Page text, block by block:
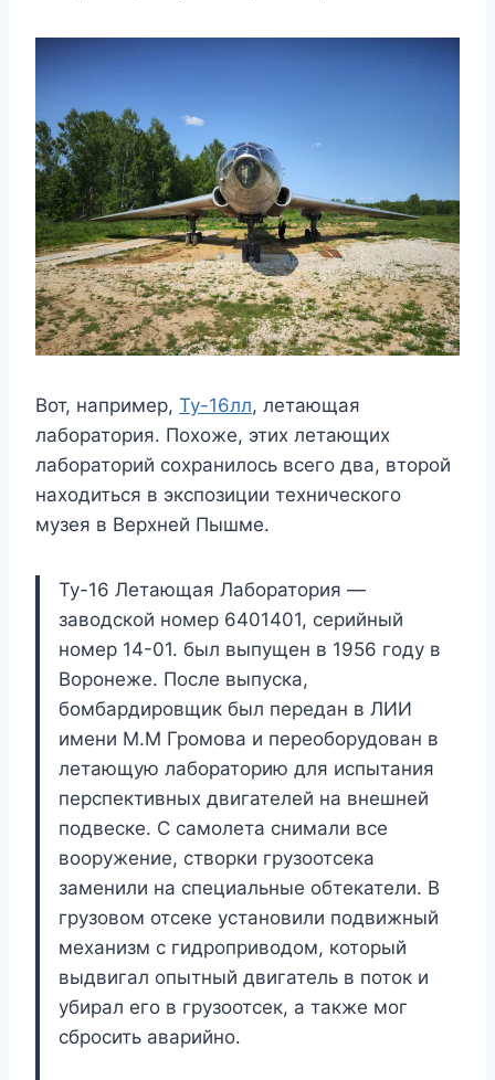
Вот, например, Ту-16лл, летающая
лаборатория. Похоже, этих летающих
лабораторий сохранилось всего два, второй
находиться в экспозиции технического
музея в Верхней Пышме.
Ту-16 Летающая Лаборатория —
заводской номер 6401401, серийный
номер 14-01. был выпущен в 1956 году в
Воронеже. После выпуска,
бомбардировщик был передан в ЛИИ
имени М.М Громова и переоборудован в
летающую лабораторию для испытания
перспективных двигателей на внешней
подвеске. С самолета снимали все
вооружение, створки грузоотсека
заменили на специальные обтекатели. В
грузовом отсеке установили подвижный
механизм с гидроприводом, который
выдвигал опытный двигатель в поток и
убирал его в грузоотсек, а также мог
сбросить аварийно.